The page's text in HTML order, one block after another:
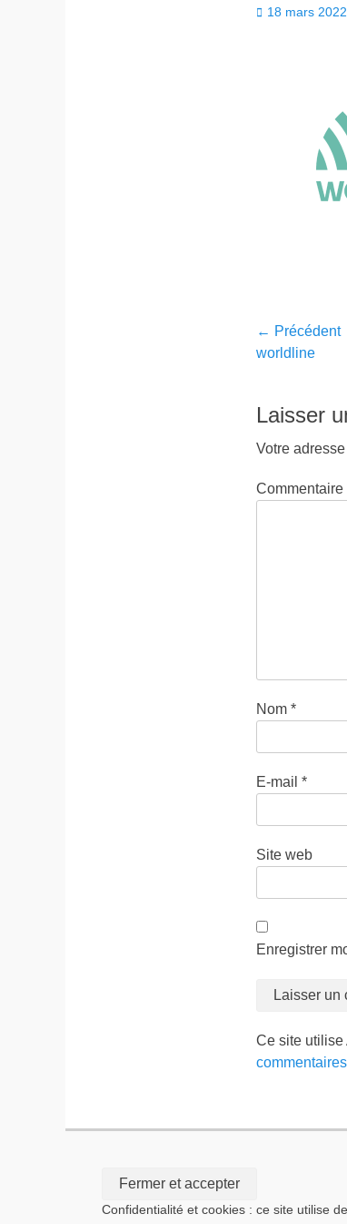
18 mars 2022
← Précédent
worldline
Laisser
Votre
Commentaire
Nom *
E-mail *
Site web
Enregistrer
Ce site utilise
Confidentialité et cookies : ce site utilise